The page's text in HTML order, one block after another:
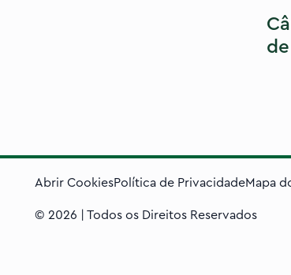
Abrir CookiesPolítica de PrivacidadeMapa
© 2026 | Todos os Direitos Reservados